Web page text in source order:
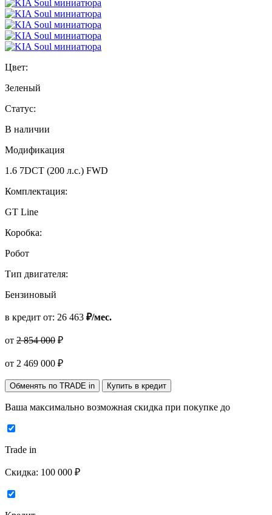
Цвет:
Зеленый
Статус:
В наличии
Модификация
1.6 7DCT (200 л.с.) FWD
Комплектация:
GT Line
Коробка:
Робот
Тип двигателя:
Бензиновый
в кредит от: 26 463 ₽/мес.
от 2 854 000 ₽
от 2 469 000 ₽
Обменять по TRADE in Купить в кредит
Ваша максимально возможная скидка при покупке до
Trade in
Скидка: 100 000 ₽